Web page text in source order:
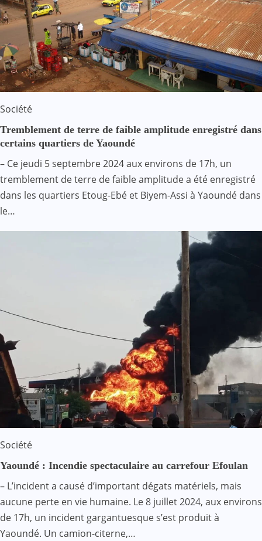
Société
Tremblement de terre de faible amplitude enregistré dans
certains quartiers de Yaoundé
– Ce jeudi 5 septembre 2024 aux environs de 17h, un
tremblement de terre de faible amplitude a été enregistré
dans les quartiers Etoug-Ebé et Biyem-Assi à Yaoundé dans
le…
Société
Yaoundé : Incendie spectaculaire au carrefour Efoulan
– L’incident a causé d’important dégats matériels, mais
aucune perte en vie humaine. Le 8 juillet 2024, aux environs
de 17h, un incident gargantuesque s’est produit à
Yaoundé. Un camion-citerne,…